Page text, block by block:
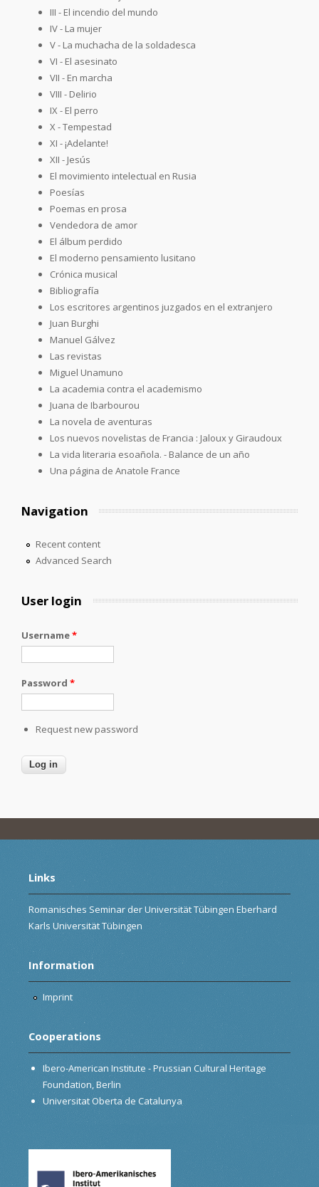
III - El incendio del mundo
IV - La mujer
V - La muchacha de la soldadesca
VI - El asesinato
VII - En marcha
VIII - Delirio
IX - El perro
X - Tempestad
XI - ¡Adelante!
XII - Jesús
El movimiento intelectual en Rusia
Poesías
Poemas en prosa
Vendedora de amor
El álbum perdido
El moderno pensamiento lusitano
Crónica musical
Bibliografía
Los escritores argentinos juzgados en el extranjero
Juan Burghi
Manuel Gálvez
Las revistas
Miguel Unamuno
La academia contra el academismo
Juana de Ibarbourou
La novela de aventuras
Los nuevos novelistas de Francia : Jaloux y Giraudoux
La vida literaria esoañola. - Balance de un año
Una página de Anatole France
Navigation
Recent content
Advanced Search
User login
Username*
Password *
Request new password
Links
Romanisches Seminar der Universität Tübingen Eberhard
Karls Universität Tübingen
Information
Imprint
Cooperations
Ibero-American Institute - Prussian Cultural Heritage
Foundation, Berlin
Universitat Oberta de Catalunya